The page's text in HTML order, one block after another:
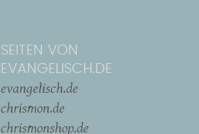
SEITEN VON
EVANGELISCH.DE
evangelisch.de
chrismon.de
chrismonshop.de